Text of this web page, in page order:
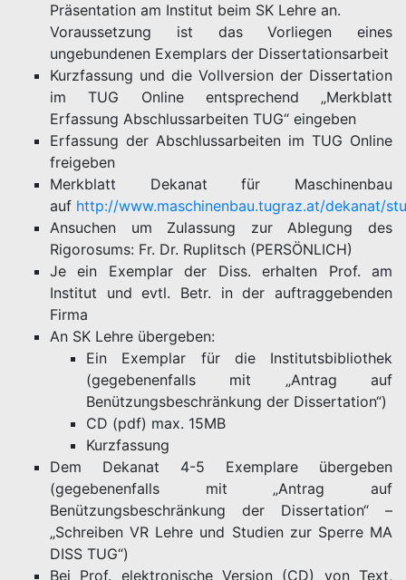
Präsentation am Institut beim SK Lehre an.
Voraussetzung ist das Vorliegen eines
ungebundenen Exemplars der Dissertationsarbeit
Kurzfassung und die Vollversion der Dissertation
im TUG Online entsprechend „Merkblatt
Erfassung Abschlussarbeiten TUG“ eingeben
Erfassung der Abschlussarbeiten im TUG Online
freigeben
Merkblatt Dekanat für Maschinenbau
auf http://www.maschinenbau.tugraz.at/dekanat/
Ansuchen um Zulassung zur Ablegung des
Rigorosums: Fr. Dr. Ruplitsch (PERSÖNLICH)
Je ein Exemplar der Diss. erhalten Prof. am
Institut und evtl. Betr. in der auftraggebenden
Firma
An SK Lehre übergeben:
Ein Exemplar für die Institutsbibliothek
(gegebenenfalls mit „Antrag auf
Benützungsbeschränkung der Dissertation“)
CD (pdf) max. 15MB
Kurzfassung
Dem Dekanat 4-5 Exemplare übergeben
(gegebenenfalls mit „Antrag auf
Benützungsbeschränkung der Dissertation“ –
„Schreiben VR Lehre und Studien zur Sperre MA
DISS TUG“)
Bei Prof. elektronische Version (CD) von Text,